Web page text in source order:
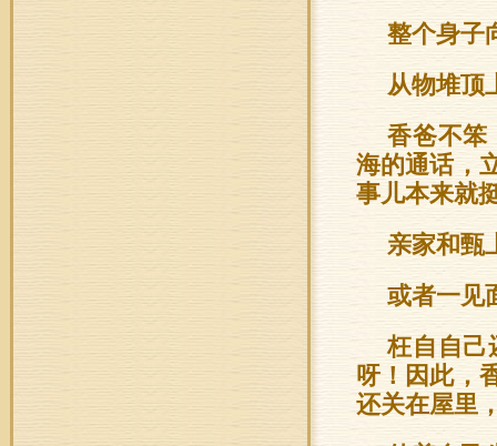
整个身子
从物堆
香爸不笨
海的通话，
事儿本来就
亲家和甄
或者一见
枉自自己
呀！因此，
还关在屋里